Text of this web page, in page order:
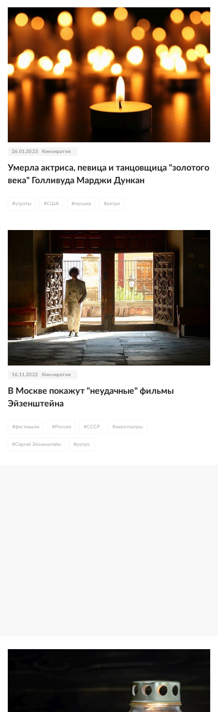
#Константин Эрнст # #Алексей Бардуков
26.01.2023 Кинократия
Умерла актриса, певица и танцовщица "золотого
века" Голливуда Марджи Дункан
#утраты #США #музыка #ретро
16.11.2022 Кинократия
В Москве покажут "неудачные" фильмы
Эйзенштейна
#фестивали # Россия #СССР #кинотеатры
#Сергей Эйзенштейн #ретро